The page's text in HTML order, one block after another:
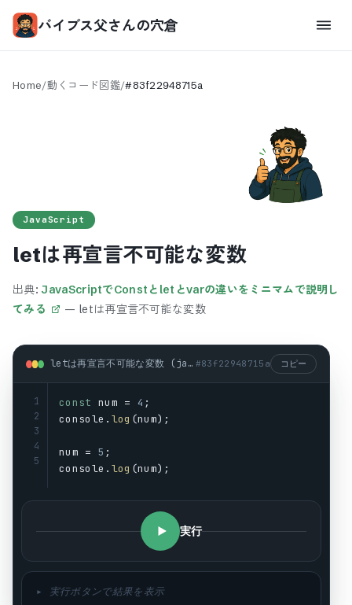
バイブス父さんの穴倉
Home/動くコード図鑑/#83f22948715a
JavaScript
letは再宣言不可能な変数
出典: JavaScriptでConstとletとvarの違いをミニマムで説明し
てみる
— letは再宣言不可能な変数
letは再宣言不可能な変数 (javascript) #83f22948715a コピー
1
2
3
4
5
const num = 4 ;
console . log (num);
num = 5 ;
console . log (num);
実行
▸ 実行ボタンで結果を表示